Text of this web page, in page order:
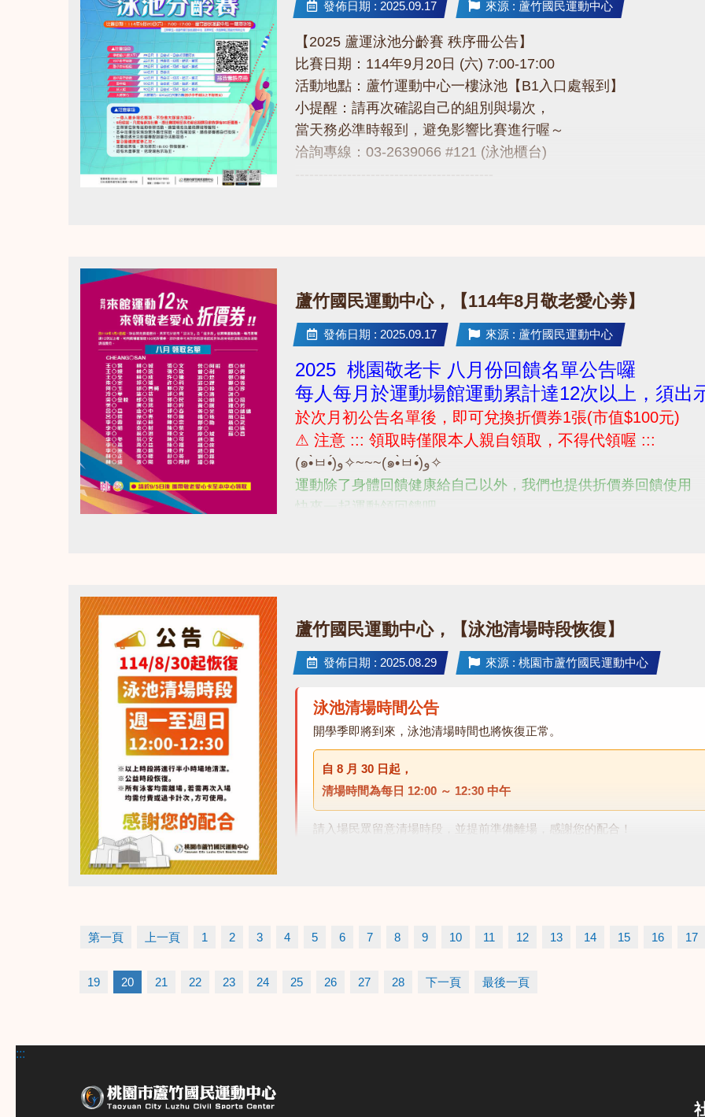
發佈日期 : 2025.09.17 來源 : 蘆竹國民運動中心
【2025 蘆運泳池分齡賽 秩序冊公告】
比賽日期：114年9月20日 (六) 7:00-17:00
活動地點：蘆竹運動中心一樓泳池【B1入口處報到】
小提醒：請再次確認自己的組別與場次，
當天務必準時報到，避免影響比賽進行喔～
洽詢專線：03-2639066 #121 (泳池櫃台)
​蘆竹國民運動中心，【114年8月敬老愛心劵】
發佈日期 : 2025.09.17 來源 : 蘆竹國民運動中心
2025 桃園敬老卡 八月份回饋名單公告囉
每人每月於運動場館運動累計達12次以上，須出
於次月初公告名單後，即可兌換折價券1張(市值$100元)
⚠ 注意 ::: 領取時僅限本人親自領取，不得代領喔 :::
(๑•̀ㅂ•́)و✧~~~(๑•̀ㅂ•́)و✧
運動除了身體回饋健康給自己以外，我們也提供折價券回饋使用
快來一起運動領回饋吧
蘆竹國民運動中心，【泳池清場時段恢復】
發佈日期 : 2025.08.29 來源 : 桃園市蘆竹國民運動中心
泳池清場時間公告
開學季即將到來，泳池清場時間也將恢復正常。
自 8 月 30 日 起，
清場時間為每日 12:00 ～ 12:30 中午
請入場民眾留意清場時段，並提前準備離場，感謝您的配合！
第一頁 上一頁 1 2 3 4 5 6 7 8 9 10 11 12 13 14 15 16 17
19 20 21 22 23 24 25 26 27 28 下一頁 最後一頁
:::